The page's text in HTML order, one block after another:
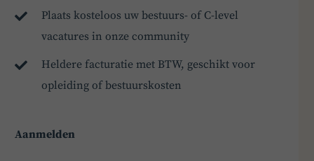
Plaats kosteloos uw bestuurs- of C-level
vacatures in onze community
Heldere facturatie met BTW, geschikt voor
opleiding of bestuurskosten
Aanmelden